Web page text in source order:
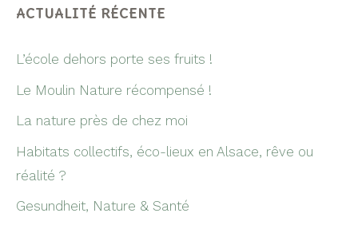
ACTUALITÉ RÉCENTE
L’école dehors porte ses fruits !
Le Moulin Nature récompensé !
La nature près de chez moi
Habitats collectifs, éco-lieux en Alsace, rêve ou
réalité ?
Gesundheit, Nature & Santé